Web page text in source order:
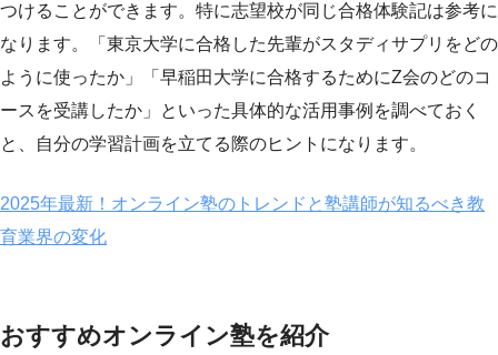
つけることができます。特に志望校が同じ合格体験記は参考に
なります。「東京大学に合格した先輩がスタディサプリをどの
ように使ったか」「早稲田大学に合格するためにZ会のどのコ
ースを受講したか」といった具体的な活用事例を調べておく
と、自分の学習計画を立てる際のヒントになります。
2025年最新！オンライン塾のトレンドと塾講師が知るべき教
育業界の変化
おすすめオンライン塾を紹介